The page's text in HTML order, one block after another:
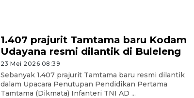
1.407 prajurit Tamtama baru Kodam
Udayana resmi dilantik di Buleleng
23 Mei 2026 08:39
Sebanyak 1.407 prajurit Tamtama baru resmi dilantik
dalam Upacara Penutupan Pendidikan Pertama
Tamtama (Dikmata) Infanteri TNI AD ...
Polisi tetapkan lima tersangka
pengeroyokan maling ayam di
Tabanan
27 Juli 2026 22:32